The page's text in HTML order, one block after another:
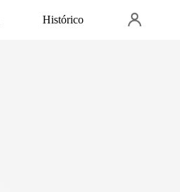
Histórico